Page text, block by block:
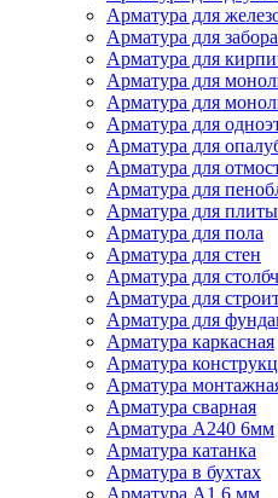
Арматура для
Арматура для забора
Арматура для
Арматура для
Арматура для
Арматура для
Арматура для
Арматура для
Арматура для
Арматура для плиты
Арматура для пола
Арматура для стен
Арматура для
Арматура для
Арматура для
Арматура каркасная
Арматура
Арматура
Арматура сварная
Арматура А240 6мм
Арматура катанка
Арматура в бухтах
Арматура А1 6 мм